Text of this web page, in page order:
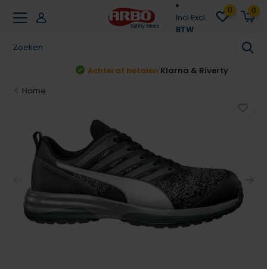
Incl.Excl.
BTW
0 0
Achteraf betalenKlarna & Riverty
Home